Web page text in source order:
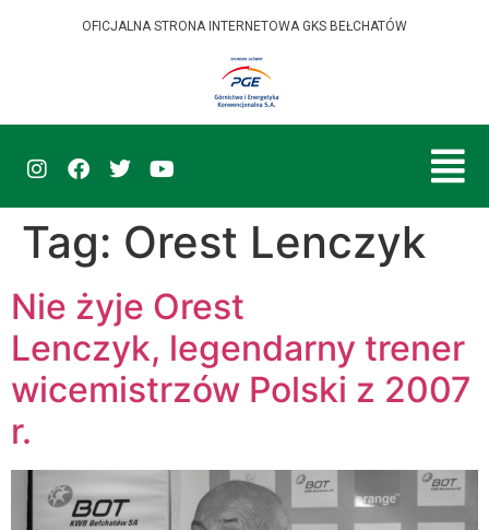
OFICJALNA STRONA INTERNETOWA GKS BEŁCHATÓW
Tag: Orest Lenczyk
Nie żyje Orest
Lenczyk, legendarny trener
wicemistrzów Polski z 2007
r.